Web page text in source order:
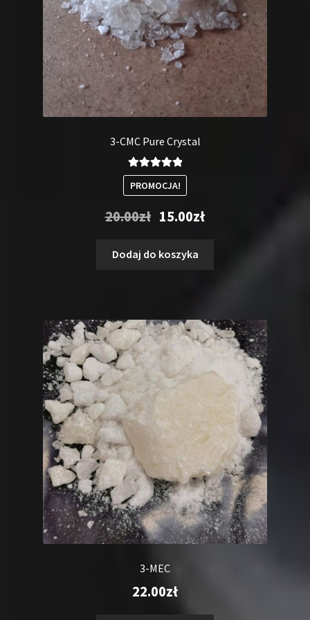
3-CMC Pure Crystal
Oceniono
5.00na 5
PROMOCJA!
20.00zł Pierwotna
wynosiła:
20.00zł.
15.00złAktualna
Dodaj do koszyka
3-MEC
22.00zł